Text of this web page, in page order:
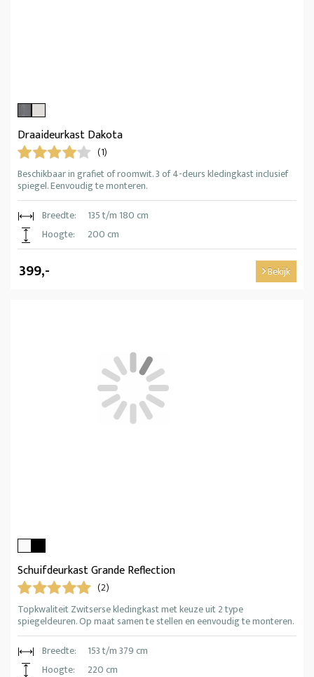
Draaideurkast Dakota
(1)
Beschikbaar in grafiet of roomwit. 3 of 4-deurs kledingkast inclusief
spiegel. Eenvoudig te monteren.
Breedte:
135 t/m 180 cm
Hoogte:
200 cm
399,- Bekijk
Schuifdeurkast Grande Reflection
(2)
Topkwaliteit Zwitserse kledingkast met keuze uit 2 type
spiegeldeuren. Op maat samen te stellen en eenvoudig te monteren.
Breedte:
153 t/m 379 cm
Hoogte:
220 cm